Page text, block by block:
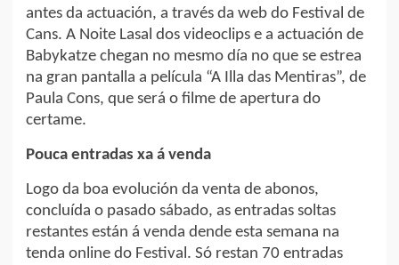
antes da actuación, a través da web do Festival de
Cans. A Noite Lasal dos videoclips e a actuación de
Babykatze chegan no mesmo día no que se estrea
na gran pantalla a película “A Illa das Mentiras”, de
Paula Cons, que será o filme de apertura do
certame.
Pouca entradas xa á venda
Logo da boa evolución da venta de abonos,
concluída o pasado sábado, as entradas soltas
restantes están á venda dende esta semana na
tenda online do Festival. Só restan 70 entradas